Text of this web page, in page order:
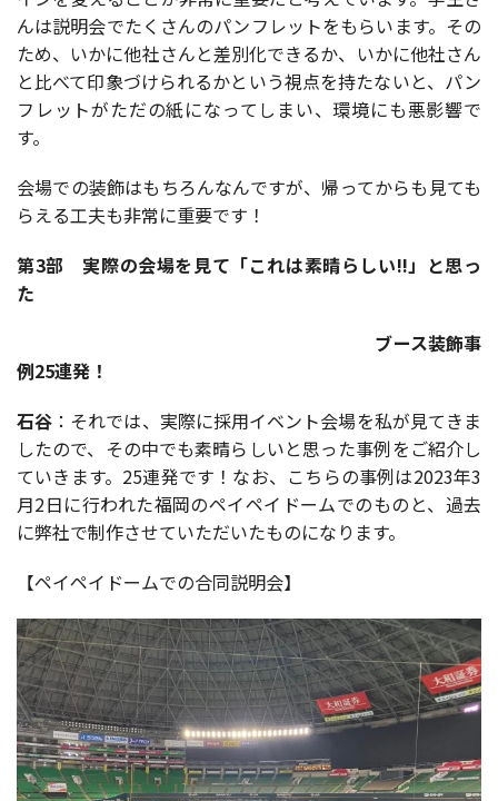
んは説明会でたくさんのパンフレットをもらいます。その
ため、 いかに他社さんと差別化できるか、いかに他社さん
と比べて印象づけられるかという視点を持たないと、パン
フレットがただの紙になってしまい、環境にも悪影響で
す。
会場での装飾はもちろんなんですが、帰ってからも見ても
らえる工夫も非常に重要です！
第3部 実際の会場を見て「これは素晴らしい!! 」と思っ
た
ブース装飾事
例25連発！
石谷 ：それでは、実際に採用イベント会場を私が見てきま
したので、その中でも素晴らしいと思った事例をご紹介し
ていきます。25連発です！なお、こちらの事例は2023年3
月2日に行われた福岡のペイペイドームでのものと、過去
に弊社で制作させていただいたものになります。
【ペイペイドームでの合同説明会】